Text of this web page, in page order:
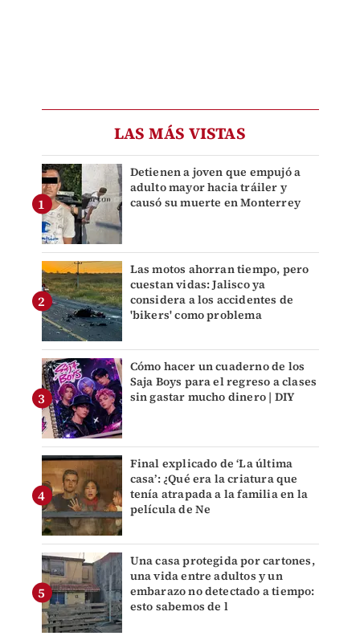
LAS MÁS VISTAS
Detienen a joven que empujó a
adulto mayor hacia tráiler y
causó su muerte en Monterrey
Las motos ahorran tiempo, pero
cuestan vidas: Jalisco ya
considera a los accidentes de
'bikers' como problema
Cómo hacer un cuaderno de los
Saja Boys para el regreso a clases
sin gastar mucho dinero | DIY
Final explicado de ‘La última
casa’: ¿Qué era la criatura que
tenía atrapada a la familia en la
película de Ne
Una casa protegida por cartones,
una vida entre adultos y un
embarazo no detectado a tiempo:
esto sabemos de l